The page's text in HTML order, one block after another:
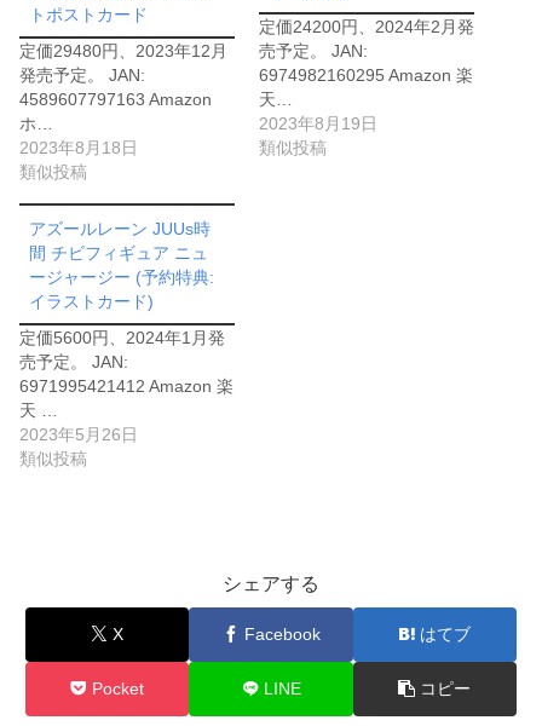
トポストカード
定価29480円、2023年12月
発売予定。 JAN:
4589607797163 Amazon
ホ…
2023年8月18日
類似投稿
定価24200円、2024年2月発
売予定。 JAN:
6974982160295 Amazon 楽
天…
2023年8月19日
類似投稿
アズールレーン JUUs時
間 チビフィギュア ニュ
ージャージー (予約特典:
イラストカード)
定価5600円、2024年1月発
売予定。 JAN:
6971995421412 Amazon 楽
天 …
2023年5月26日
類似投稿
シェアする
X Facebook はてブ
Pocket LINE コピー